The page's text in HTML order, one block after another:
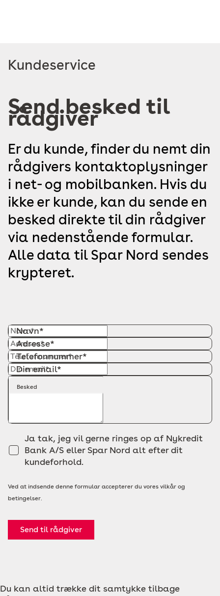
Read
Kundeservice
Send besked til
rådgiver
Er du kunde, finder du nemt din
rådgivers kontaktoplysninger
i net- og mobilbanken. Hvis du
ikke er kunde, kan du sende en
besked direkte til din rådgiver
via nedenstående formular.
Alle data til Spar Nord sendes
krypteret.
Navn*
Adresse*
Telefonnummer*
Din email*
Besked
Ja tak, jeg vil gerne ringes op af Nykredit
Bank A/S eller Spar Nord alt efter dit
kundeforhold.
Ved at indsende denne formular accepterer du vores vilkår og
betingelser.
Send til rådgiver
Du kan altid trække dit samtykke tilbage